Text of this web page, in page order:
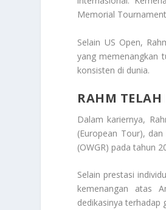
Memorial
Selain US Open,
yang memenangkan
konsisten di dunia.
RAHM TELAH
Dalam kariernya,
(European Tour),
(OWGR) pada tahun
Selain prestasi
kemenangan atas
dedikasinya terhadap